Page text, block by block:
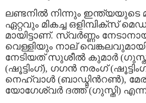
ലണ്ടനില്‍ നിന്നും ഇന്ത്യയുടെ
ഏറ്റവും മികച്ച ഒളിമ്പിക്സ്
മായിട്ടാണ്. സ്വര്‍ണ്ണം
വെള്ളിയും നാല്
നേടിയത്‌ സുശീല്‍ കുമാര്‍
(ഷൂട്ടിംഗ്), ഗഗന്‍ നരംഗ്
നെഹ്വാള്‍ (ബാഡ്മിന്‍റണ്‍),
യോഗേശ്വര്‍ ദത്ത് (ഗുസ്തി)